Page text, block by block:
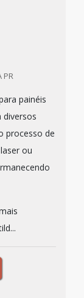
PR
painéis
diversos
processo de
ou